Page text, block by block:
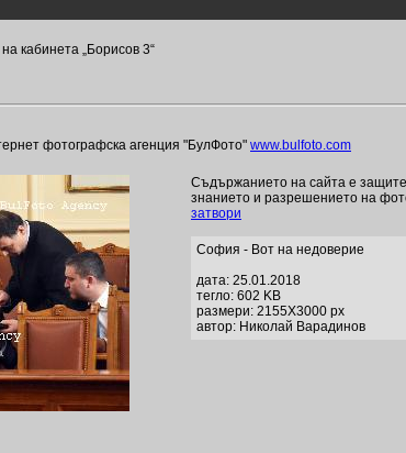
кабинета „Борисов 3“
фотографска агенция "БулФото" www.bulfoto.com
Съдържанието на сайта е
знанието и разрешението на
затвори
София - Вот на недоверие
дата: 25.01.2018
тегло: 602 KB
размери: 2155X3000 px
автор: Николай Варадинов